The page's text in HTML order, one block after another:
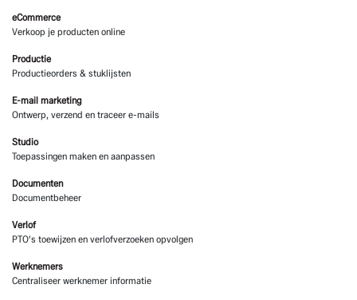
eCommerce
Verkoop je producten online
Productie
Productieorders & stuklijsten
E-mail marketing
Ontwerp, verzend en traceer e-mails
Studio
Toepassingen maken en aanpassen
Documenten
Documentbeheer
Verlof
PTO's toewijzen en verlofverzoeken opvolgen
Werknemers
Centraliseer werknemer informatie